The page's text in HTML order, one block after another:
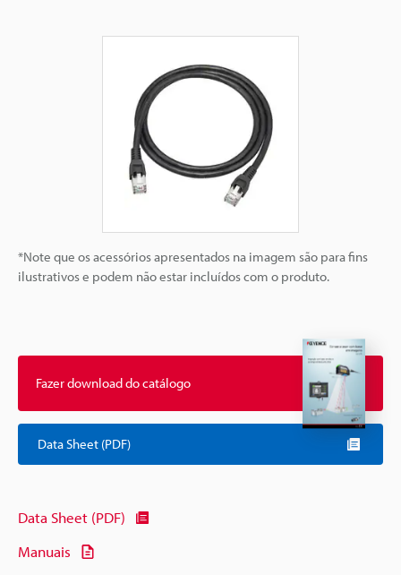
*Note que os acessórios apresentados na imagem são para fins
ilustrativos e podem não estar incluídos com o produto.
Fazer download do catálogo
Data Sheet (PDF)
Data Sheet (PDF)
Manuais